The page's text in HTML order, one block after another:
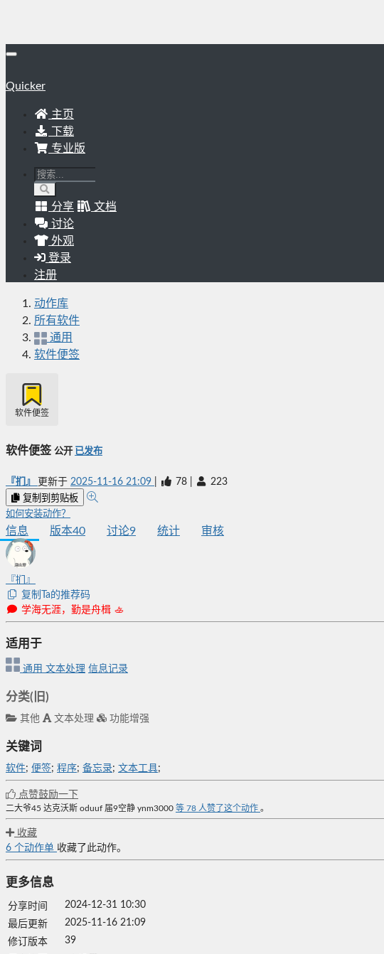
Quicker
主页
下载
专业版
分享
文档
讨论
外观
登录
注册
动作库
所有软件
通用
软件便签
软件便签
软件便签 公开 已发布
『扪』 更新于 2025-11-16 21:09 78 223
复制到剪贴板
如何安装动作？
信息 版本40 讨论9 统计 审核
『扪』
复制Ta的推荐码
学海无涯，勤是舟楫 🚣
适用于
通用 文本处理 信息记录
分类(旧)
其他 文本处理 功能增强
关键词
软件; 便签; 程序; 备忘录; 文本工具;
点赞鼓励一下
二大爷45 达克沃斯 oduuf 届9空静 ynm3000 等 78 人赞了这个动作 。
收藏
6 个动作单 收藏了此动作。
更多信息
分享时间
2024-12-31 10:30
最后更新
2025-11-16 21:09
修订版本
39